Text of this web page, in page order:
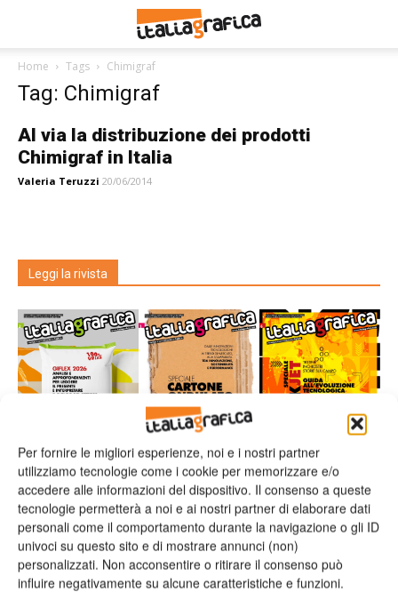
Per fornire le migliori esperienze, noi e i nostri partner
utilizziamo tecnologie come i cookie per memorizzare e/o
accedere alle informazioni del dispositivo. Il consenso a queste
tecnologie permetterà a noi e ai nostri partner di elaborare dati
personali come il comportamento durante la navigazione o gli ID
univoci su questo sito e di mostrare annunci (non)
personalizzati. Non acconsentire o ritirare il consenso può
influire negativamente su alcune caratteristiche e funzioni.
Home Tags Chimigraf
Tag: Chimigraf
Al via la distribuzione dei prodotti
Chimigraf in Italia
Valeria Teruzzi 20/06/2014
Leggi la rivista
n.2 - Giugno 2026 n.1 - Maggio 2026 n.6 - Dicembre 2025
Edicola Web
Iscriviti alla newsletter